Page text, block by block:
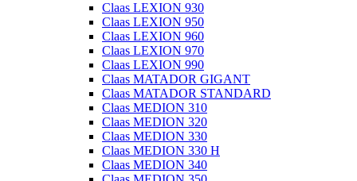
Claas LEXION 930
Claas LEXION 950
Claas LEXION 960
Claas LEXION 970
Claas LEXION 990
Claas MATADOR GIGANT
Claas MATADOR STANDARD
Claas MEDION 310
Claas MEDION 320
Claas MEDION 330
Claas MEDION 330 H
Claas MEDION 340